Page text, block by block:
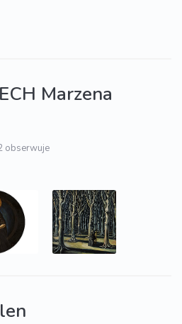
Marzena
obserwuje